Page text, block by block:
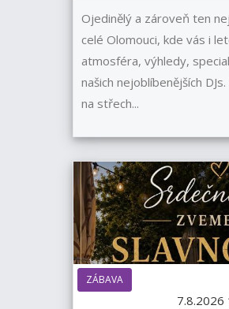
Ojedinělý a zároveň ten
celé Olomouci, kde vás i
atmosféra, výhledy,
našich nejoblíbenějších
na střech...
ZÁBAVA
7.8.2026